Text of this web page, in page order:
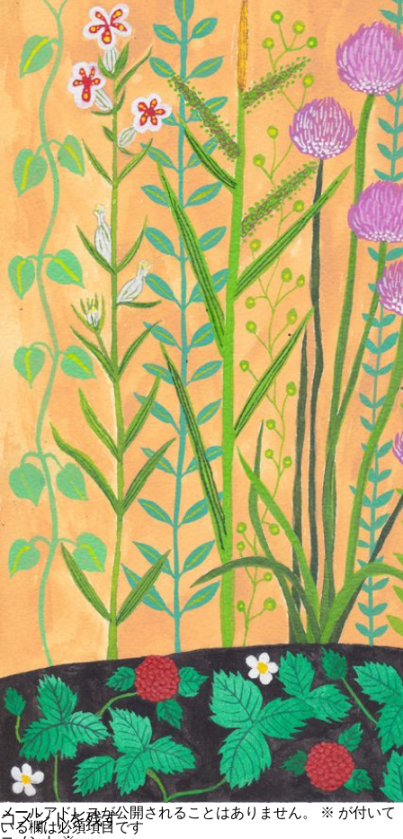
コメントを残す
メールアドレスが公開されることはありません。 ※ が付いて
いる欄は必須項目です